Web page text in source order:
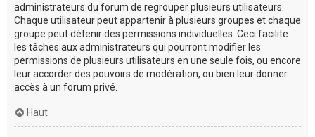
administrateurs du forum de regrouper plusieurs utilisateurs.
Chaque utilisateur peut appartenir à plusieurs groupes et chaque
groupe peut détenir des permissions individuelles. Ceci facilite
les tâches aux administrateurs qui pourront modifier les
permissions de plusieurs utilisateurs en une seule fois, ou encore
leur accorder des pouvoirs de modération, ou bien leur donner
accès à un forum privé.
Haut